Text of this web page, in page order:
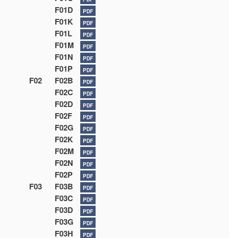
F01D PDF
F01K PDF
F01L PDF
F01M PDF
F01N PDF
F01P PDF
F02 F02B PDF
F02C PDF
F02D PDF
F02F PDF
F02G PDF
F02K PDF
F02M PDF
F02N PDF
F02P PDF
F03 F03B PDF
F03C PDF
F03D PDF
F03G PDF
F03H PDF